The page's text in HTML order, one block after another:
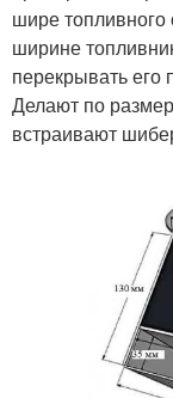
шире
ширине
перекрывать его
Делают по
встраивают